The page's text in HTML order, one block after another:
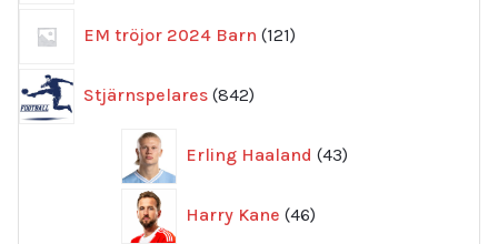
EM tröjor 2024 Barn 121
produkter
Stjärnspelares 842
produkter
Erling Haaland 43
produkter
Harry Kane 46
produkter